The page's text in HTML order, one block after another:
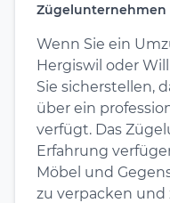
Zügelunternehmen
Wenn Sie ein
Hergiswil oder
Sie sicherstellen,
über ein
verfügt. Das
Erfahrung
Möbel und
zu verpacken und